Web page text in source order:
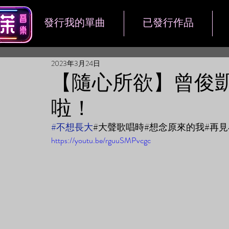
發行我的單曲 已發行作品
【隨心所欲】曾
啦！
2023年3月24日
#不想長大#大聲歌唱時#想念原來的我#再
https://youtu.be/rguuSMPvcgc